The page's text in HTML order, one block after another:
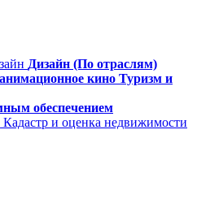
Дизайн (По отраслям)
кино Туризм и
обеспечением
Кадастр и оценка недвижимости